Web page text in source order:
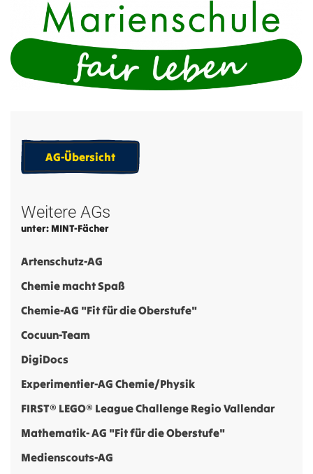
AG-Übersicht
Weitere AGs
unter: MINT-Fächer
Artenschutz-AG
Chemie macht Spaß
Chemie-AG "Fit für die Oberstufe"
Cocuun-Team
DigiDocs
Experimentier-AG Chemie/Physik
FIRST® LEGO® League Challenge Regio Vallendar
Mathematik- AG "Fit für die Oberstufe"
Medienscouts-AG